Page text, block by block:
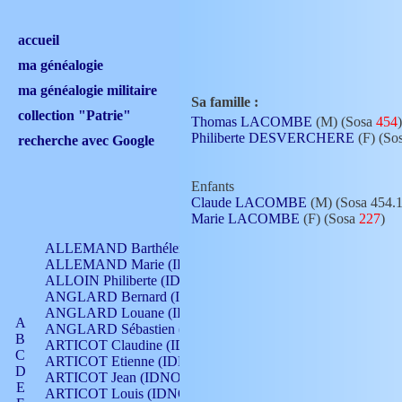
accueil
ma généalogie
ma généalogie militaire
collection "Patrie"
recherche avec Google
A
B
C
D
E
ALLEMAND Barthélemy (IDNO 330)
ALLEMAND Marie (IDNO 165)
ALLOIN Philiberte (IDNO 449)
ANGLARD Bernard (IDNO 4)
ANGLARD Louane (IDNO 4)
ANGLARD Sébastien (IDNO 4)
ARTICOT Claudine (IDNO 105)
ARTICOT Etienne (IDNO 420)
ARTICOT Jean (IDNO 210)
ARTICOT Louis (IDNO 420)
Sa famille :
Thomas LACOMBE (M) (Sosa 454)
Philiberte DESVERCHERE (F)
Enfants
Claude LACOMBE (M) (Sosa
Marie LACOMBE (F) (Sosa 227)